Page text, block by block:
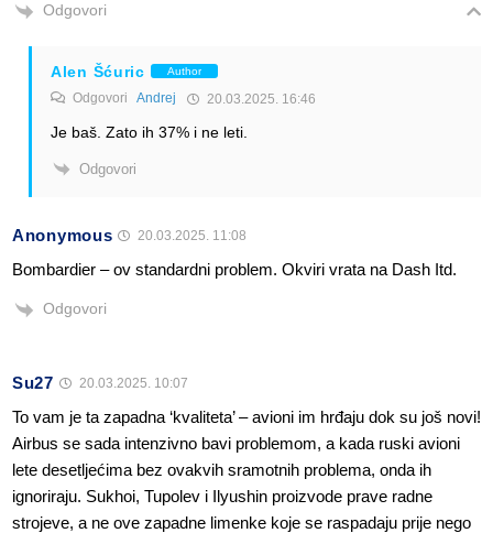
Odgovori
Alen Šćuric Author
Odgovori Andrej 20.03.2025. 16:46
Je baš. Zato ih 37% i ne leti.
Odgovori
Anonymous 20.03.2025. 11:08
Bombardier – ov standardni problem. Okviri vrata na Dash Itd.
Odgovori
Su27 20.03.2025. 10:07
To vam je ta zapadna ‘kvaliteta’ – avioni im hrđaju dok su još novi!
Airbus se sada intenzivno bavi problemom, a kada ruski avioni
lete desetljećima bez ovakvih sramotnih problema, onda ih
ignoriraju. Sukhoi, Tupolev i Ilyushin proizvode prave radne
strojeve, a ne ove zapadne limenke koje se raspadaju prije nego